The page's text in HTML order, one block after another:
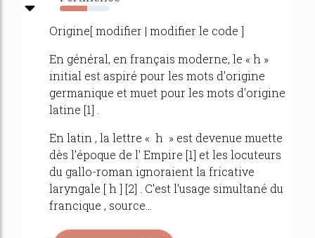
56%
Origine[ modifier | modifier le code ]
En général, en français moderne, le « h »
initial est aspiré pour les mots d'origine
germanique et muet pour les mots d'origine
latine [1] .
En latin , la lettre « h » est devenue muette
dès l'époque de l' Empire [1] et les locuteurs
du gallo-roman ignoraient la fricative
laryngale [ h ] [2] . C'est l'usage simultané du
francique , source...